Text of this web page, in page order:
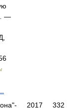
—
2017 332